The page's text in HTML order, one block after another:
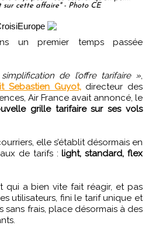
cette affaire" - Photo CE
de l’offre tarifaire »
Sebastien Guyot,directeur des
Air France avait annoncé, le
grille tarifaire sur ses vols
elle s’établit désormais en
de tarifs : light, standard, flex
qui a bien vite fait réagir, et pas
utilisateurs, fini le tarif unique et
sans frais, place désormais à des